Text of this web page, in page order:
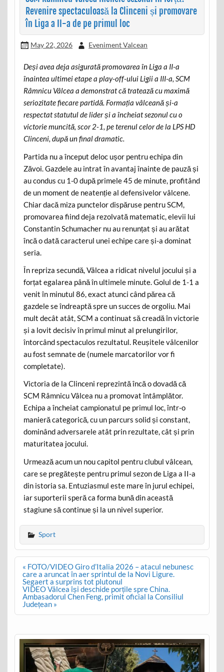
Revenire spectaculoasă la Clinceni și promovare
în Liga a II-a de pe primul loc
May 22, 2026 Eveniment Valcean
Deși avea deja asigurată promovarea în Liga a II-a
înaintea ultimei etape a play-off-ului Ligii a III-a, SCM
Râmnicu Vâlcea a demonstrat că tratează cu maximă
seriozitate fiecare partidă. Formația vâlceană și-a
respectat statutul de lider și a încheiat sezonul cu o
victorie muncită, scor 2-1, pe terenul celor de la LPS HD
Clinceni, după un final dramatic.
Partida nu a început deloc ușor pentru echipa din
Zăvoi. Gazdele au intrat în avantaj înainte de pauză și
au condus cu 1-0 după primele 45 de minute, profitând
de un moment de neatenție al defensivelor vâlcene.
Chiar dacă miza punctelor dispăruse pentru SCM,
promovarea fiind deja rezolvată matematic, elevii lui
Constantin Schumacher nu au renunțat și au arătat
încă o dată caracterul unei echipe care și-a dominat
seria.
În repriza secundă, Vâlcea a ridicat nivelul jocului și a
forțat egalarea până în ultimele minute. Golul de 1-1 a
venit în minutul 86, exact atunci când părea că
gazdele se îndreaptă spre un succes de orgoliu. Mai
mult decât atât, SCM a continuat să creadă în victorie
și a lovit decisiv în primul minut al prelungirilor,
întorcând spectaculos rezultatul. Reușitele vâlcenilor
au fost semnate de (numele marcatorilor vor fi
completate).
Victoria de la Clinceni reprezintă încă o dovadă că
SCM Râmnicu Vâlcea nu a promovat întâmplător.
Echipa a încheiat campionatul pe primul loc, într-o
manieră categorică, cu un parcurs solid și constant,
dominând adversarele atât prin rezultate, cât și prin
maturitatea jocului.
Urmează acum un nou capitol pentru clubul vâlcean,
care se pregătește pentru primul sezon de Liga a II-a
din istoria sa. Entuziasmul este mare în jurul echipei,
iar suporterii speră ca forma bună din această
stagiune să continue și la un nivel superior.
Sport
Post
navigation
« FOTO/VIDEO Giro d’Italia 2026 – atacul nebunesc
care a aruncat în aer sprintul de la Novi Ligure.
Segaert a surprins tot plutonul
VIDEO Vâlcea își deschide porțile spre China.
Ambasadorul Chen Feng, primit oficial la Consiliul
Județean »